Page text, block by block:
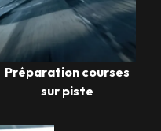
Préparation courses
sur piste